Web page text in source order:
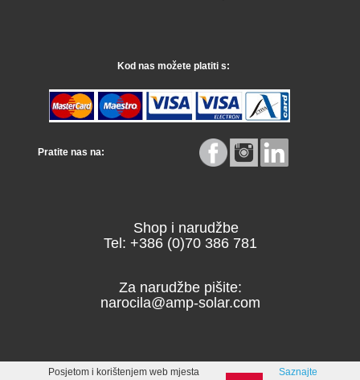
Kod nas možete platiti s:
Pratite nas na:
Shop i narudžbe
Tel: +386 (0)70 386 781
Za narudžbe pišite:
narocila@amp-solar.com
Posjetom i korištenjem web mjesta Saznajte